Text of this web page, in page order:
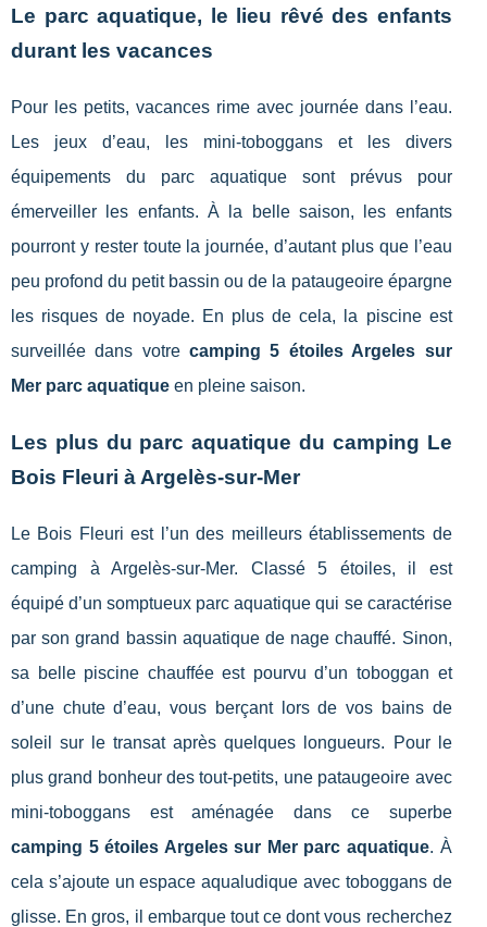
Le parc aquatique, le lieu rêvé des enfants
durant les vacances
Pour les petits, vacances rime avec journée dans l’eau.
Les jeux d’eau, les mini-toboggans et les divers
équipements du parc aquatique sont prévus pour
émerveiller les enfants. À la belle saison, les enfants
pourront y rester toute la journée, d’autant plus que l’eau
peu profond du petit bassin ou de la pataugeoire épargne
les risques de noyade. En plus de cela, la piscine est
surveillée dans votrecamping 5 étoiles Argeles sur
Mer parc aquatique en pleine saison.
Les plus du parc aquatique du camping Le
Bois Fleuri à Argelès-sur-Mer
Le Bois Fleuri est l’un des meilleurs établissements de
camping à Argelès-sur-Mer. Classé 5 étoiles, il est
équipé d’un somptueux parc aquatique qui se caractérise
par son grand bassin aquatique de nage chauffé. Sinon,
sa belle piscine chauffée est pourvu d’un toboggan et
d’une chute d’eau, vous berçant lors de vos bains de
soleil sur le transat après quelques longueurs. Pour le
plus grand bonheur des tout-petits, une pataugeoire avec
mini-toboggans est aménagée dans ce superbe
camping 5 étoiles Argeles sur Mer parc aquatique. À
cela s’ajoute un espace aqualudique avec toboggans de
glisse. En gros, il embarque tout ce dont vous recherchez